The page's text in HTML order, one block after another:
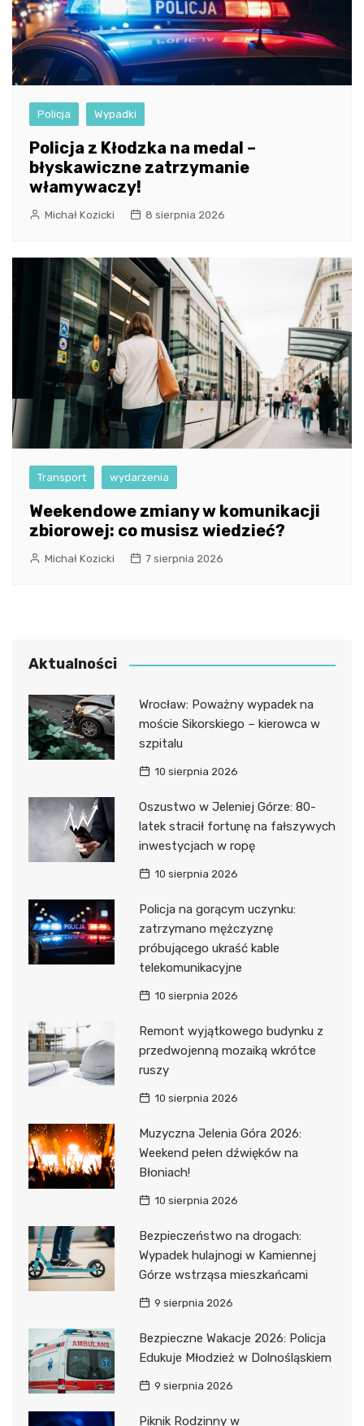
Policja Wypadki
Policja z Kłodzka na medal –
błyskawiczne zatrzymanie
włamywaczy!
Michał Kozicki 8 sierpnia 2026
Transport wydarzenia
Weekendowe zmiany w komunikacji
zbiorowej: co musisz wiedzieć?
Michał Kozicki 7 sierpnia 2026
Aktualności
Wrocław: Poważny wypadek na
moście Sikorskiego – kierowca w
szpitalu
10 sierpnia 2026
Oszustwo w Jeleniej Górze: 80-
latek stracił fortunę na fałszywych
inwestycjach w ropę
10 sierpnia 2026
Policja na gorącym uczynku:
zatrzymano mężczyznę
próbującego ukraść kable
telekomunikacyjne
10 sierpnia 2026
Remont wyjątkowego budynku z
przedwojenną mozaiką wkrótce
ruszy
10 sierpnia 2026
Muzyczna Jelenia Góra 2026:
Weekend pełen dźwięków na
Błoniach!
10 sierpnia 2026
Bezpieczeństwo na drogach:
Wypadek hulajnogi w Kamiennej
Górze wstrząsa mieszkańcami
9 sierpnia 2026
Bezpieczne Wakacje 2026: Policja
Edukuje Młodzież w Dolnośląskiem
9 sierpnia 2026
Piknik Rodzinny w